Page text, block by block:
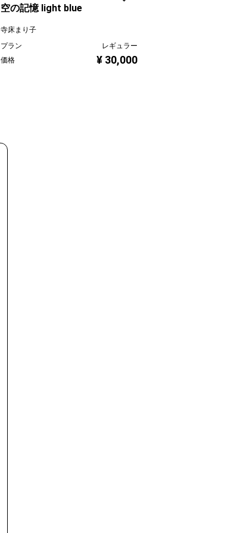
空の記憶 light blue
寺床まり子
プラン
レギュラー
価格
¥ 30,000